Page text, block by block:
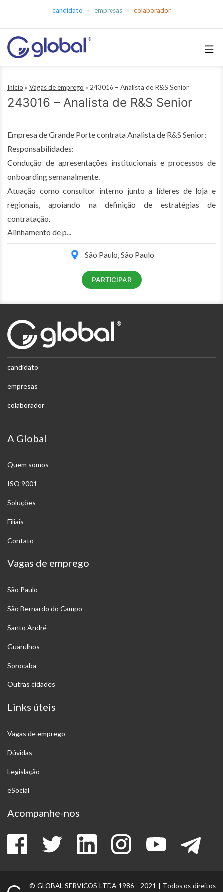
conteúdo
candidato empresas colaborador
Empregos
Início » Vagas de emprego » 243016 – Analista de R&S Senior
243016 – Analista de R&S Senior
Empresa de Grande Porte contrata Analista de R&S Senior:
Responsabilidades:
Condução de apresentações institucionais e processos de
onboarding semanalmente.
Atuação como consultor interno junto a líderes de loja e
regionais, apoiando na definição de estratégias de
contratação.
Alinhamento de p...
São Paulo, São Paulo
PARTICIPAR
candidato
empresas
colaborador
A Global
Quem somos
ISO 9001
Soluções
Filiais
Contato
Vagas de emprego
São Paulo
São Bernardo do Campo
Santo André
Guarulhos
Sorocaba
Outras cidades
Links úteis
Vagas de emprego
Dúvidas
Legislação
eSocial
Acompanhe-nos
FacebookTwitter LinkedInInstagramYoutube
© GLOBAL SERVICOS LTDA 1986 - 2021 | Todos os direitos